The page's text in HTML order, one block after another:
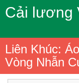
Cải lương
Liên Khúc:
Vòng Nhẫn